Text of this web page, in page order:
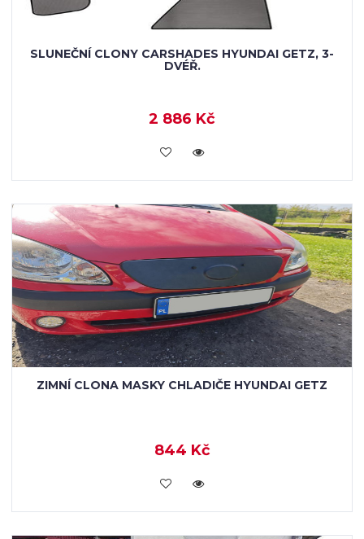
SLUNEČNÍ CLONY CARSHADES HYUNDAI GETZ, 3-
DVÉŘ.
2 886 Kč
KOUPIT
ZIMNÍ CLONA MASKY CHLADIČE HYUNDAI GETZ
844 Kč
KOUPIT